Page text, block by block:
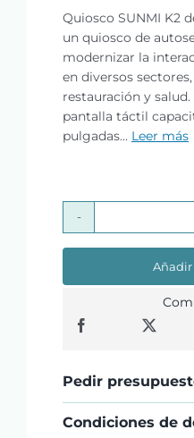
Quiosco SUNMI K2
un quiosco de
modernizar la
en diversos
restauración y
pantalla táctil
pulgadas... Leer más
Añadir
Pedir
Condiciones de